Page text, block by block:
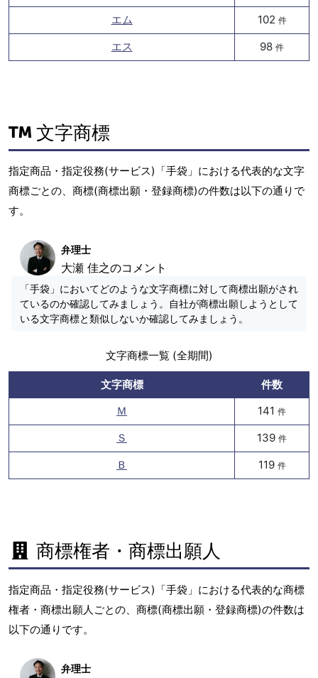
エム 102 件
エス 98 件
文字商標
指定商品・指定役務(サービス)「手袋」における代表的な文字
商標ごとの、商標(商標出願・登録商標)の件数は以下の通りで
す。
弁理士
大瀬 佳之のコメント
「手袋」においてどのような文字商標に対して商標出願がされ
ているのか確認してみましょう。自社が商標出願しようとして
いる文字商標と類似しないか確認してみましょう。
文字商標一覧 (全期間)
文字商標
件数
Ｍ
141 件
Ｓ 139 件
Ｂ 119 件
商標権者・商標出願人
指定商品・指定役務(サービス)「手袋」における代表的な商標
権者・商標出願人ごとの、商標(商標出願・登録商標)の件数は
以下の通りです。
弁理士